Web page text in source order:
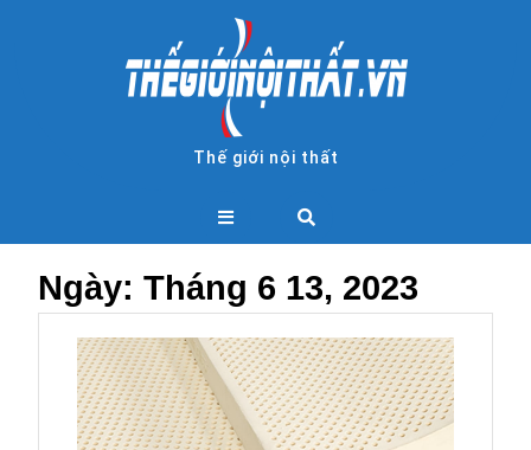
Thế giới nội thất
Open
Button
Ngày: Tháng 6 13, 2023